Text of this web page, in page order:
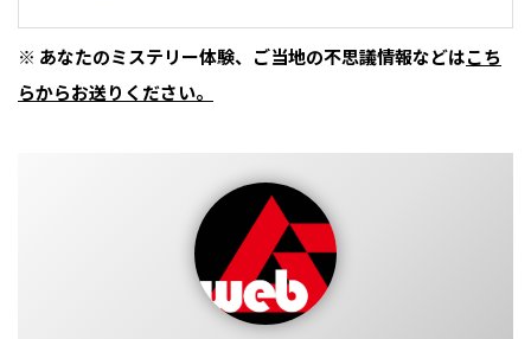
※ あなたのミステリー体験、ご当地の不思議情報などはこち
らからお送りください。